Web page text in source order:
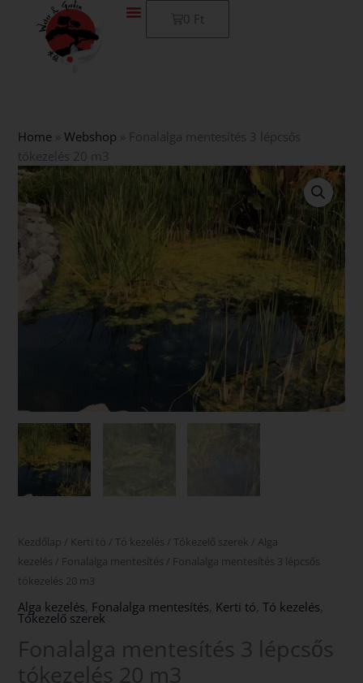
0 Ft
Kosár
Home »Webshop
Fonalalga mentesítés 3 lépcsős
tókezelés 20 m3
Kezdőlap / Kerti tó / Tó kezelés / Tókezelő szerek / Alga
kezelés / Fonalalga mentesítés / Fonalalga mentesítés 3 lépcsős
tókezelés 20 m3
Alga kezelés Fonalalga mentesítés Kerti tó ,Tó kezelés
Tókezelő szerek
Fonalalga mentesítés 3 lépcsős
tókezelés 20 m3
Fonalalga
mentesítés
3
lépcsős
tókezelés
20
mennyiség